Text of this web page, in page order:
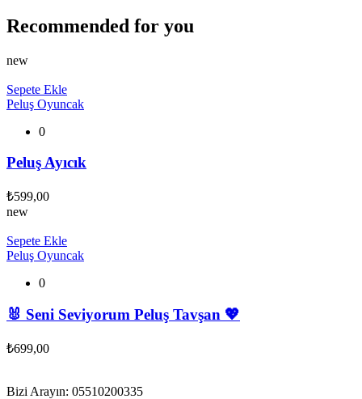
Recommended for you
new
Sepete Ekle
Peluş Oyuncak
0
Peluş Ayıcık
₺599,00
new
Sepete Ekle
Peluş Oyuncak
0
🐰 Seni Seviyorum Peluş Tavşan 💖
₺699,00
Bizi Arayın: 05510200335